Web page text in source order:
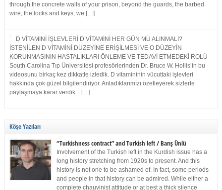
through the concrete walls of your prison, beyond the guards, the barbed
wire, the locks and keys, we […]
D VİTAMİNİ İŞLEVLERİ D VİTAMİNİ HER GÜN MÜ ALINMALI?
İSTENİLEN D VİTAMİNİ DÜZEYİNE ERİŞİLMESİ VE O DÜZEYİN
KORUNMASININ HASTALIKLARI ÖNLEME VE TEDAVİ ETMEDEKİ ROLÜ
South Carolina Tıp Üniversitesi profesörlerinden Dr. Bruce W. Hollis’in bu
videosunu birkaç kez dikkatle izledik. D vitamininin vücuttaki işlevleri
hakkında çok güzel bilgilendiriyor. Anladıklarımızı özetleyerek sizlerle
paylaşmaya karar verdik. […]
Köşe Yazıları
“Turkishness contract” and Turkish left / Barış Ünlü
Involvement of the Turkish left in the Kurdish issue has a
long history stretching from 1920s to present. And this
history is not one to be ashamed of. In fact, some periods
and people in that history can be admired. While either a
complete chauvinist attitude or at best a thick silence